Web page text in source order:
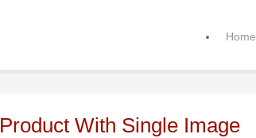
Home
Product With Single Image